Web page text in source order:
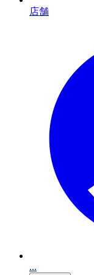
店舗
...